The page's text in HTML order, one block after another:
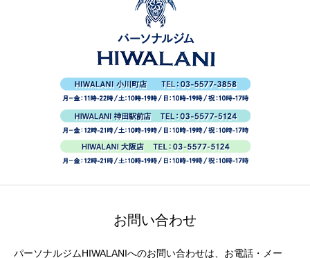
お問い合わせ
パーソナルジムHIWALANIへのお問い合わせは、お電話・メー